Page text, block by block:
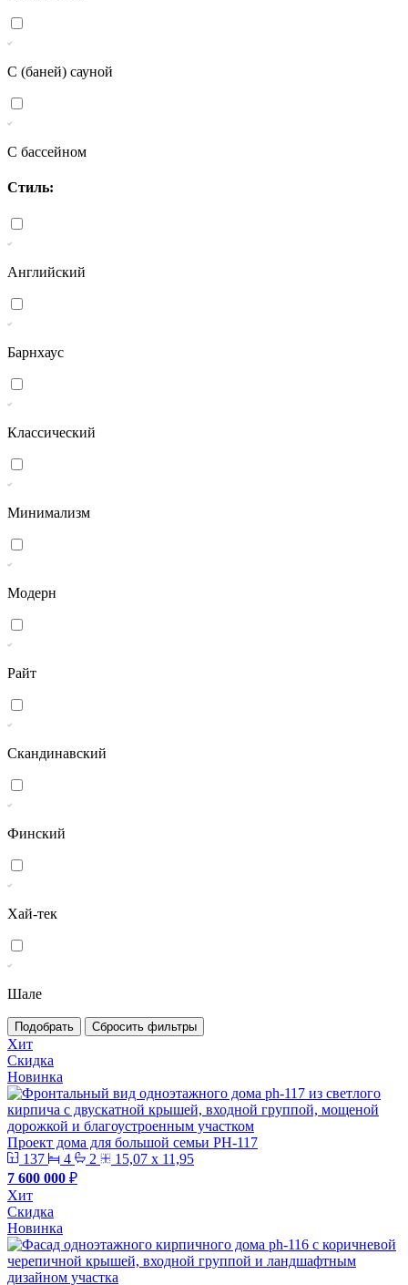
С (баней) сауной
С бассейном
Стиль:
Английский
Барнхаус
Классический
Минимализм
Модерн
Райт
Скандинавский
Финский
Хай-тек
Шале
Подобрать Сбросить фильтры
Хит
Скидка
Новинка
Проект дома для большой семьи PH-117
137
4 2
15,07 х 11,95
7 600 000 ₽
Хит
Скидка
Новинка